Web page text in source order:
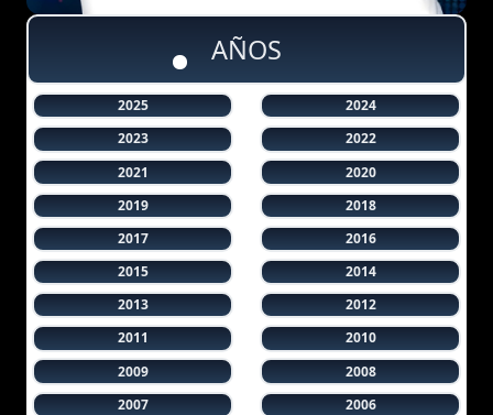
AÑOS
2025
2024
2023
2022
2021
2020
2019
2018
2017
2016
2015
2014
2013
2012
2011
2010
2009
2008
2007
2006